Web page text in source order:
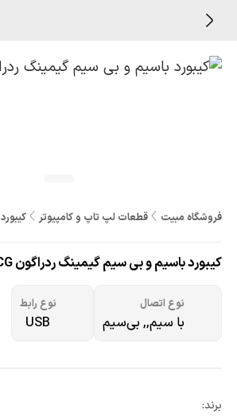
فروشگاه مبیت قطعات لپ تاپ و کامپیوتر کیبورد
کیبورد باسیم و بی سیم گیمینگ ردراگون K681 ACG
نوع اتصال
با سیم,, بی‌سیم
نوع رابط
USB
برند: